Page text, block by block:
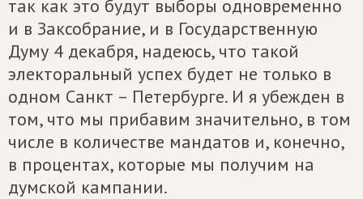
так как это будут выборы одновременно
и в Заксобрание, и в Государственную
Думу 4 декабря, надеюсь, что такой
электоральный успех будет не только в
одном Санкт – Петербурге. И я убежден в
том, что мы прибавим значительно, в том
числе в количестве мандатов и, конечно,
в процентах, которые мы получим на
думской кампании.